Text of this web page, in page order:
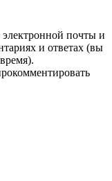
электронной почты и
и ответах (вы